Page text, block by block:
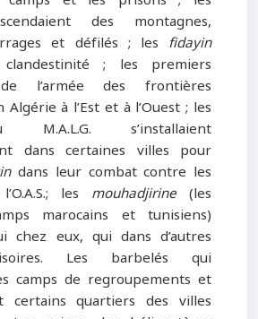
des montagnes,
et défilés ; les fidayin
; les premiers
l’armée des frontières
à l’Est et à l’Ouest ; les
s’installaient
dans certaines villes pour
dans leur combat contre les
les mouhadjirine (les
marocains et tunisiens)
chez eux, qui dans d’autres
Les barbelés qui
camps de regroupements et
certains quartiers des villes